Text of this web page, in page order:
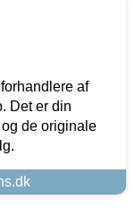
af
Det er din
de originale